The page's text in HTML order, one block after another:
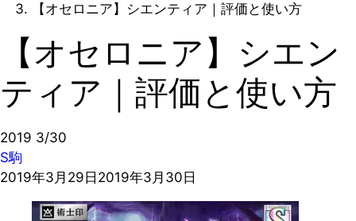
【オセロニア】シエンティア｜評価と使い方
【オセロニア】シエン
ティア｜評価と使い方
2019 3/30
S駒
2019年3月29日 2019年3月30日